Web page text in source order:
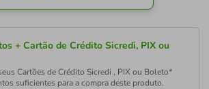
+ Cartão de Crédito Sicredi, PIX ou
Cartões de Crédito Sicredi , PIX ou Boleto*
suficientes para a compra deste produto.